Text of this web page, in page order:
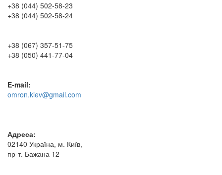
+38 (044) 502-58-23
+38 (044) 502-58-24
+38 (067) 357-51-75
+38 (050) 441-77-04
E-mail:
omron.kiev@gmail.com
Адреса:
02140 Україна, м. Київ,
пр-т. Бажана 12